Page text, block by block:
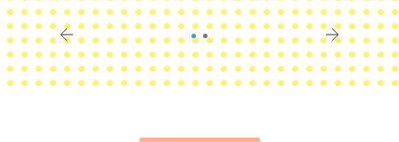
きに
すか？